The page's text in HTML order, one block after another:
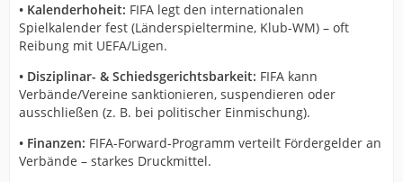
• Kalenderhoheit: FIFA legt den internationalen
Spielkalender fest (Länderspieltermine, Klub-WM) – oft
Reibung mit UEFA/Ligen.
• Disziplinar- & Schiedsgerichtsbarkeit: FIFA kann
Verbände/Vereine sanktionieren, suspendieren oder
ausschließen (z. B. bei politischer Einmischung).
• Finanzen: FIFA-Forward-Programm verteilt Fördergelder an
Verbände – starkes Druckmittel.